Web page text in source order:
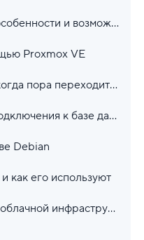
Виртуализация KVM: особенности и возможности
Proxmox VE
Выделенный сервер: когда пора переходить и как выбрать
Где найти настройки подключения к базе данных в CMS
Debian
как его используют
Защита SSH-доступа в облачной инфраструктуре